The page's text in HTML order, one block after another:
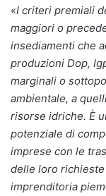
«I criteri premiali
maggiori o
insediamenti che
produzioni Dop,
marginali o
ambientale, a
risorse idriche. È
potenziale di
imprese con le
delle loro
imprenditoria